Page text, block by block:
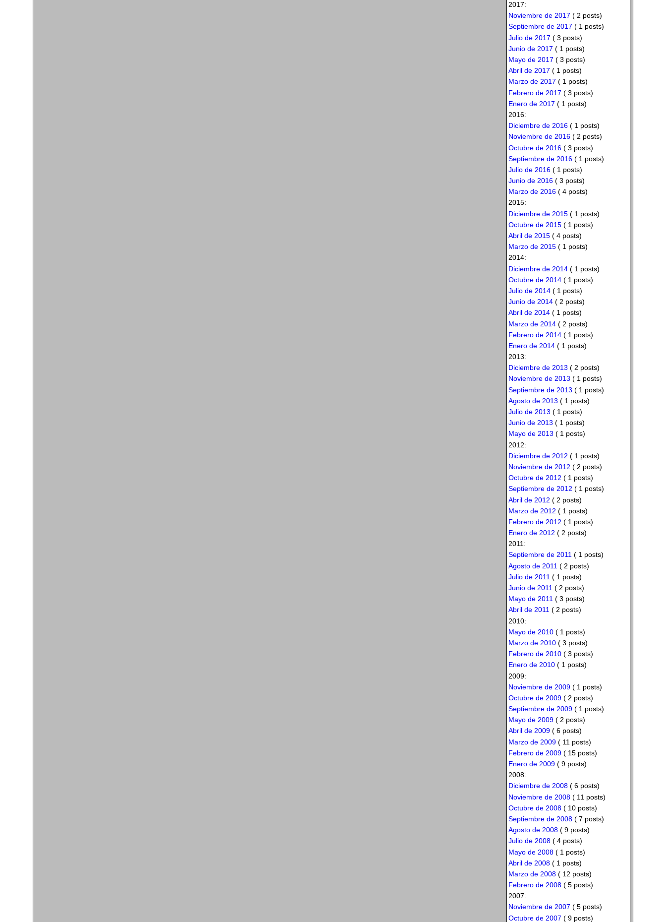
2017:
Noviembre de 2017 ( 2 posts)
Septiembre de 2017 ( 1 posts)
Julio de 2017 ( 3 posts)
Junio de 2017 ( 1 posts)
Mayo de 2017 ( 3 posts)
Abril de 2017 ( 1 posts)
Marzo de 2017 ( 1 posts)
Febrero de 2017 ( 3 posts)
Enero de 2017 ( 1 posts)
2016:
Diciembre de 2016( 1 posts)
Noviembre de 2016( 2 posts)
Octubre de 2016( 3 posts)
Septiembre de 2016( 1 posts)
Julio de 2016( 1 posts)
Junio de 2016( 3 posts)
Marzo de 2016( 4 posts)
2015:
Diciembre de 2015( 1 posts)
Octubre de 2015( 1 posts)
Abril de 2015( 4 posts)
Marzo de 2015( 1 posts)
2014:
Diciembre de 2014( 1 posts)
Octubre de 2014( 1 posts)
Julio de 2014( 1 posts)
Junio de 2014( 2 posts)
Abril de 2014( 1 posts)
Marzo de 2014( 2 posts)
Febrero de 2014( 1 posts)
Enero de 2014( 1 posts)
2013:
Diciembre de 2013 ( 2 posts)
Noviembre de 2013 ( 1 posts)
Septiembre de 2013 ( 1 posts)
Agosto de 2013 ( 1 posts)
Julio de 2013 ( 1 posts)
Junio de 2013 ( 1 posts)
Mayo de 2013 ( 1 posts)
2012:
Diciembre de 2012 ( 1 posts)
Noviembre de 2012 ( 2 posts)
Octubre de 2012 ( 1 posts)
Septiembre de 2012 ( 1 posts)
Abril de 2012 ( 2 posts)
Marzo de 2012 ( 1 posts)
Febrero de 2012 ( 1 posts)
Enero de 2012 ( 2 posts)
2011:
Septiembre de 2011( 1 posts)
Agosto de 2011 ( 2 posts)
Julio de 2011 ( 1 posts)
Junio de 2011 ( 2 posts)
Mayo de 2011 ( 3 posts)
Abril de 2011( 2 posts)
2010:
Mayo de 2010( 1 posts)
Marzo de 2010( 3 posts)
Febrero de 2010( 3 posts)
Enero de 2010( 1 posts)
2009:
Noviembre de 2009( 1 posts)
Octubre de 2009( 2 posts)
Septiembre de 2009( 1 posts)
Mayo de 2009( 2 posts)
Abril de 2009( 6 posts)
Marzo de 2009( 11 posts)
Febrero de 2009( 15 posts)
Enero de 2009( 9 posts)
2008:
Diciembre de 2008( 6 posts)
Noviembre de 2008( 11 posts)
Octubre de 2008( 10 posts)
Septiembre de 2008( 7 posts)
Agosto de 2008( 9 posts)
Julio de 2008( 4 posts)
Mayo de 2008( 1 posts)
Abril de 2008( 1 posts)
Marzo de 2008( 12 posts)
Febrero de 2008( 5 posts)
2007:
Noviembre de 2007 ( 5 posts)
Octubre de 2007 ( 9 posts)